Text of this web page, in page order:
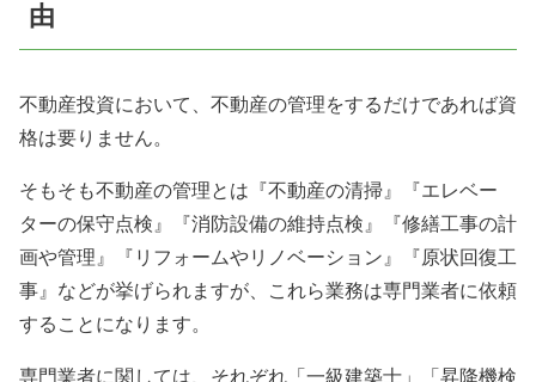
由
不動産投資において、不動産の管理をするだけであれば資
格は要りません。
そもそも不動産の管理とは『不動産の清掃』『エレベー
ターの保守点検』『消防設備の維持点検』『修繕工事の計
画や管理』『リフォームやリノベーション』『原状回復工
事』などが挙げられますが、これら業務は専門業者に依頼
することになります。
専門業者に関しては、それぞれ「一級建築士」「昇降機検